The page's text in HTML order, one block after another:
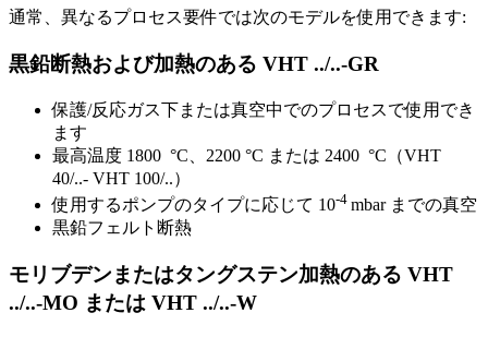
通常、異なるプロセス要件では次のモデルを使用できます:
黒鉛断熱および加熱のある VHT ../..-GR
保護/反応ガス下または真空中でのプロセスで使用でき
ます
最高温度 1800 °C、2200 °C または 2400 °C（VHT
40/..- VHT 100/..）
使用するポンプのタイプに応じて 10-4 mbar までの真空
黒鉛フェルト断熱
モリブデンまたはタングステン加熱のある VHT
../..-MO または VHT ../..-W